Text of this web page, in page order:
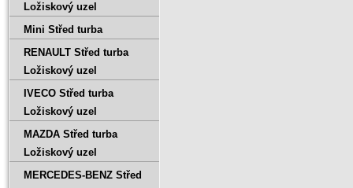
Ložiskový uzel
Mini Střed turba
RENAULT Střed turba
Ložiskový uzel
IVECO Střed turba
Ložiskový uzel
MAZDA Střed turba
Ložiskový uzel
MERCEDES-BENZ Střed